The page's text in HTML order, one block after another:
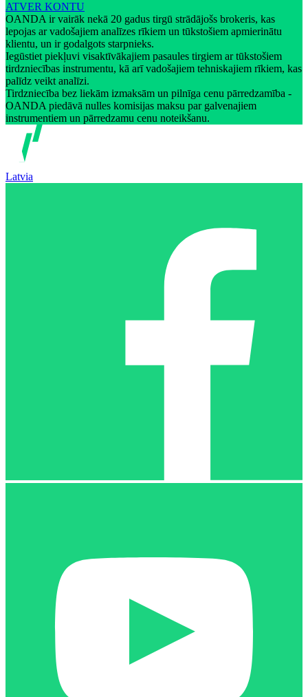
ATVER KONTU
OANDA ir vairāk nekā 20 gadus tirgū strādājošs brokeris, kas
lepojas ar vadošajiem analīzes rīkiem un tūkstošiem apmierinātu
klientu, un ir godalgots starpnieks.
Iegūstiet piekļuvi visaktīvākajiem pasaules tirgiem ar tūkstošiem
tirdzniecības instrumentu, kā arī vadošajiem tehniskajiem rīkiem, kas
palīdz veikt analīzi.
Tirdzniecība bez liekām izmaksām un pilnīga cenu pārredzamība -
OANDA piedāvā nulles komisijas maksu par galvenajiem
instrumentiem un pārredzamu cenu noteikšanu.
Latvia